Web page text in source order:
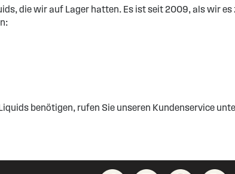
die wir auf Lager hatten. Es ist seit 2009, als wir
benötigen, rufen Sie unseren Kundenservice